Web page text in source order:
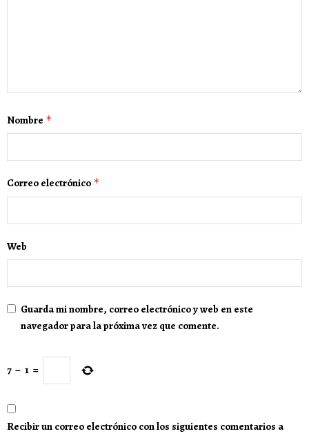
Nombre *
Correo electrónico *
Web
Guarda mi nombre, correo electrónico y web en este
navegador para la próxima vez que comente.
7 − 1 =
Recibir un correo electrónico con los siguientes comentarios a